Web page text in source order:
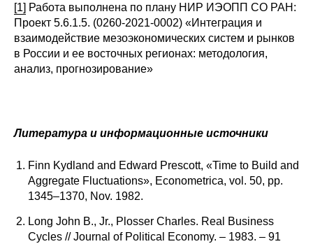
[1] Работа выполнена по плану НИР ИЭОПП СО РАН:
Проект 5.6.1.5. (0260-2021-0002) «Интеграция и
взаимодействие мезоэкономических систем и рынков
в России и ее восточных регионах: методология,
анализ, прогнозирование»
Литература и информационные источники
Finn Kydland and Edward Prescott, «Time to Build and
Aggregate Fluctuations», Econometrica, vol. 50, pp.
1345–1370, Nov. 1982.
Long John B., Jr., Plosser Charles. Real Business
Cycles // Journal of Political Economy. – 1983. – 91